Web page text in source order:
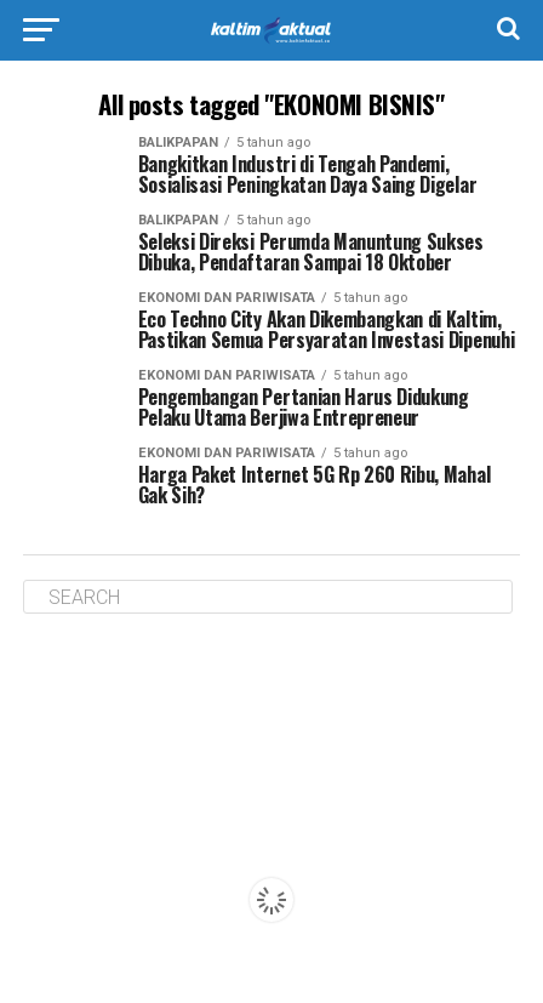
All posts tagged "EKONOMI BISNIS"
BALIKPAPAN 5 tahun ago
Bangkitkan Industri di Tengah Pandemi,
Sosialisasi Peningkatan Daya Saing Digelar
BALIKPAPAN 5 tahun ago
Seleksi Direksi Perumda Manuntung Sukses
Dibuka, Pendaftaran Sampai 18 Oktober
EKONOMI DAN PARIWISATA 5 tahun ago
Eco Techno City Akan Dikembangkan di Kaltim,
Pastikan Semua Persyaratan Investasi Dipenuhi
EKONOMI DAN PARIWISATA 5 tahun ago
Pengembangan Pertanian Harus Didukung
Pelaku Utama Berjiwa Entrepreneur
EKONOMI DAN PARIWISATA 5 tahun ago
Harga Paket Internet 5G Rp 260 Ribu, Mahal
Gak Sih?